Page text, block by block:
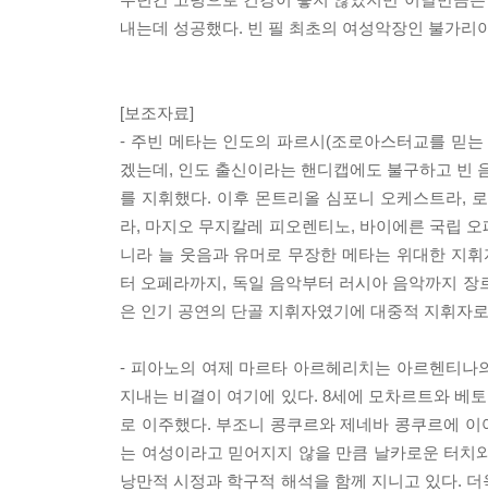
내는데 성공했다. 빈 필 최초의 여성악장인 불가
[보조자료]
- 주빈 메타는 인도의 파르시(조로아스터교를 믿
겠는데, 인도 출신이라는 핸디캡에도 불구하고 빈
를 지휘했다. 이후 몬트리올 심포니 오케스트라,
라, 마지오 무지칼레 피오렌티노, 바이에른 국립
니라 늘 웃음과 유머로 무장한 메타는 위대한 지
터 오페라까지, 독일 음악부터 러시아 음악까지
은 인기 공연의 단골 지휘자였기에 대중적 지휘자
- 피아노의 여제 마르타 아르헤리치는 아르헨티
지내는 비결이 여기에 있다. 8세에 모차르트와 베
로 이주했다. 부조니 콩쿠르와 제네바 콩쿠르에
는 여성이라고 믿어지지 않을 만큼 날카로운 터
낭만적 시정과 학구적 해석을 함께 지니고 있다.